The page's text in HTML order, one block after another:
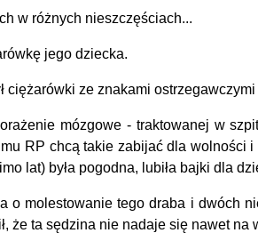
w różnych nieszczęściach...
jego dziecka.
ciężarówki ze znakami
mózgowe - traktowanej w
RP chcą takie zabijać dla
lat) była pogodna, lubiła bajki dla
o molestowanie tego draba i dwóch
że ta sędzina nie nadaje się nawet na